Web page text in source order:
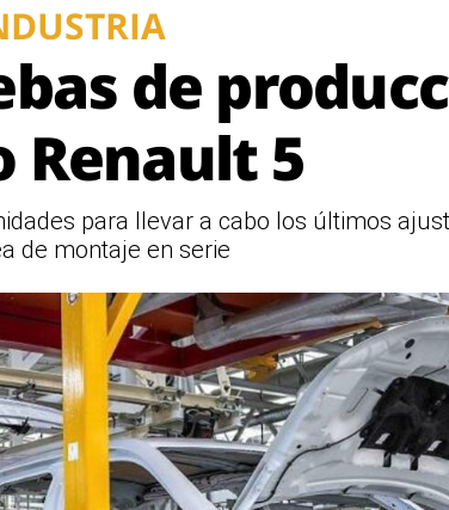
de
Renault 5
para llevar a cabo los últimos
de montaje en serie